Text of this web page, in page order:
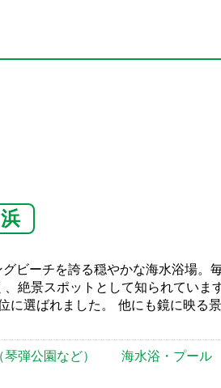
ビーチを誇る穏やかな海水浴場。
、絶景スポットとして知られてい
に選ばれました。 他にも鏡に映る
琴弾公園など） 海水浴・プール